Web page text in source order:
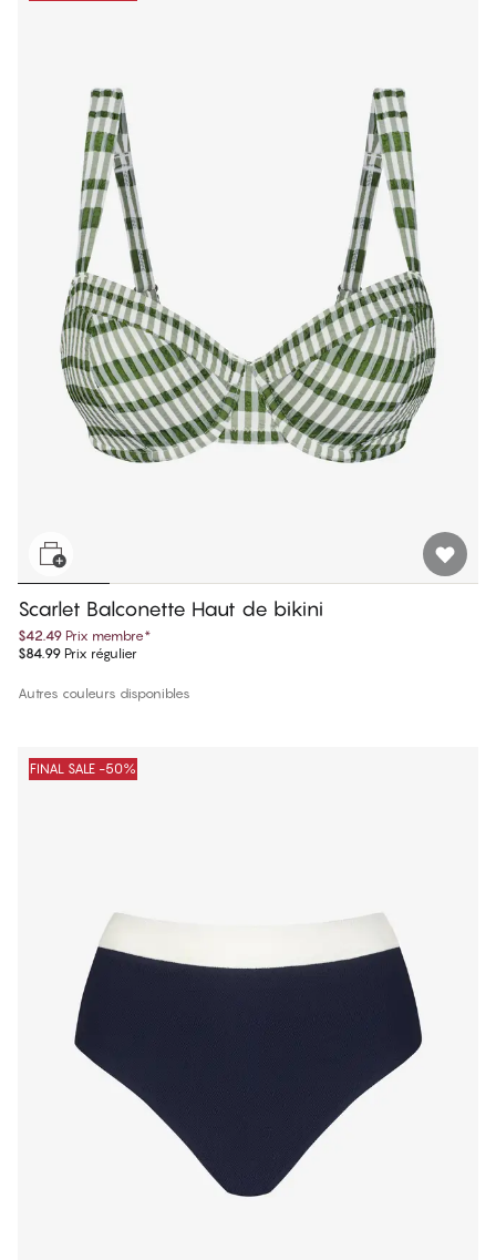
Scarlet Balconette Haut de bikini
$42.49 Prix membre*
$84.99 Prix régulier
Autres couleurs disponibles
FINAL SALE -50%